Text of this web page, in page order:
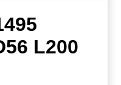
L200